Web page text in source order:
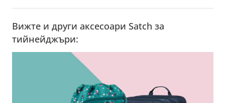
Вижте и други аксесоари Satch за
тийнейджъри: